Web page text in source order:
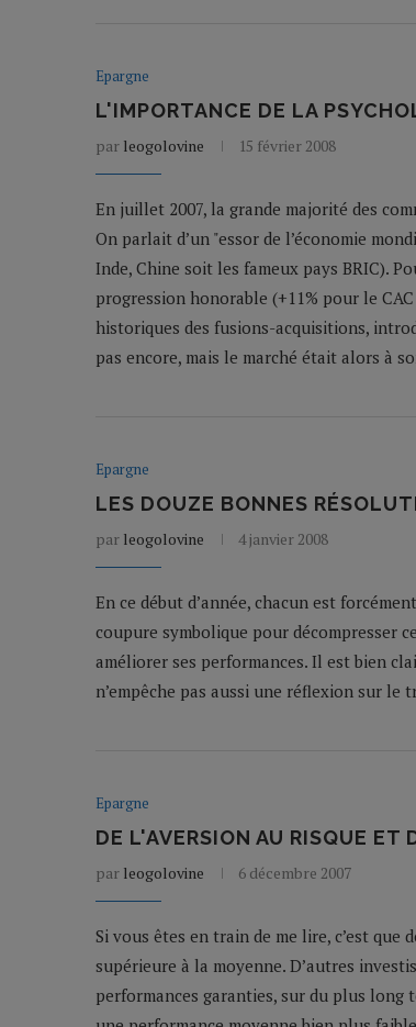
Epargne
L'IMPORTANCE DE LA
par leogolovine 15 février 2008
En juillet 2007, la grande majorité des
On parlait d’un "essor de l’économie
Inde, Chine soit les fameux pays BRIC).
progression honorable (+11% pour le
historiques des fusions-acquisitions,
pas encore, mais le marché était alors à
Epargne
LES DOUZE BONNES
par leogolovine 4 janvier 2008
En ce début d’année, chacun est
coupure symbolique pour décompresser
améliorer ses performances. Il est bien
n’empêche pas aussi une réflexion sur le
Epargne
DE L'AVERSION AU RISQUE ET
par leogolovine 6 décembre 2007
Si vous êtes en train de me lire, c’est
supérieure à la moyenne. D’autres
performances garanties, sur du plus long